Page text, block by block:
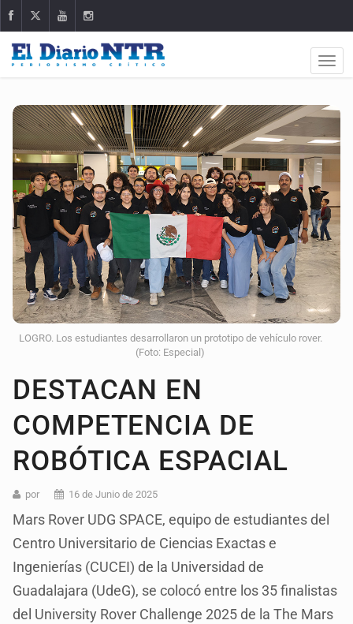
LOGRO. Los estudiantes desarrollaron un prototipo de vehículo rover.
(Foto: Especial)
DESTACAN EN
COMPETENCIA DE
ROBÓTICA ESPACIAL
por 16 de Junio de 2025
Mars Rover UDG SPACE, equipo de estudiantes del
Centro Universitario de Ciencias Exactas e
Ingenierías (CUCEI) de la Universidad de
Guadalajara (UdeG), se colocó entre los 35 finalistas
del University Rover Challenge 2025 de la The Mars